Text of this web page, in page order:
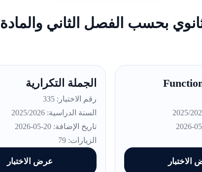
بحسب الفصل الثاني
الجملة التكرارية
رقم الاختبار: 335
السنة الدراسية: 2025/2026
تاريخ الإضافة: 20-05-2026
الزيارات: 79
عرض الاختبار